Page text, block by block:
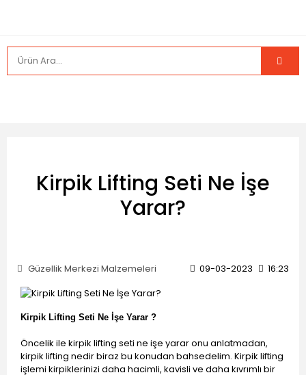
Kirpik Lifting Seti Ne İşe
Yarar?
Güzellik Merkezi Malzemeleri 09-03-2023 16:23
Kirpik Lifting Seti Ne İşe Yarar ?
Öncelik ile kirpik lifting seti ne işe yarar onu anlatmadan,
kirpik lifting nedir biraz bu konudan bahsedelim. Kirpik lifting
işlemi kirpiklerinizi daha hacimli, kavisli ve daha kıvrımlı bir